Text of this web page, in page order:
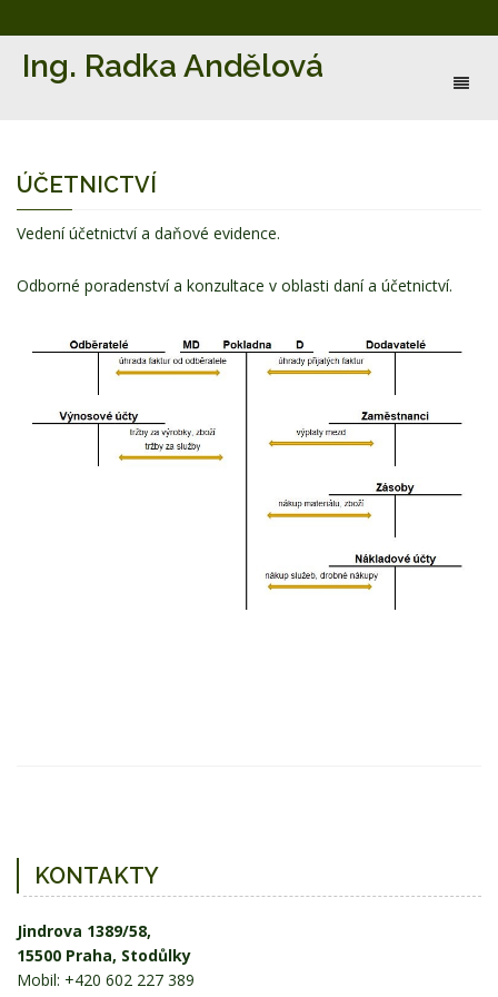
Ing. Radka Andělová
ÚČETNICTVÍ
Vedení účetnictví a daňové evidence.
Odborné poradenství a konzultace v oblasti daní a účetnictví.
KONTAKTY
Jindrova 1389/58,
15500 Praha, Stodůlky
Mobil: +420 602 227 389